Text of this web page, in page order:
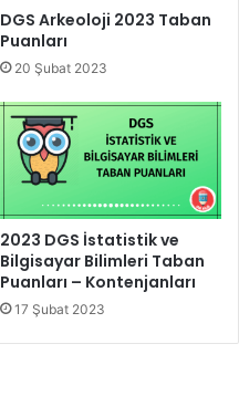
DGS Arkeoloji 2023 Taban
Puanları
20 Şubat 2023
2023 DGS İstatistik ve
Bilgisayar Bilimleri Taban
Puanları – Kontenjanları
17 Şubat 2023